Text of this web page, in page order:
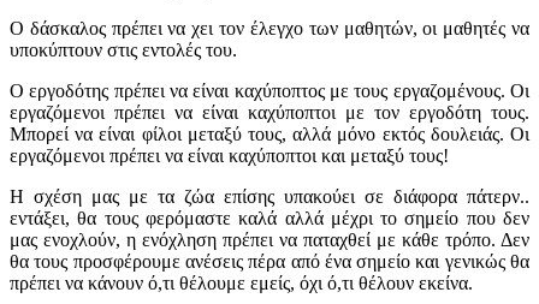
Ο δάσκαλος πρέπει να χει τον έλεγχο των μαθητών, οι μαθητές να
υποκύπτουν στις εντολές του.
Ο εργοδότης πρέπει να είναι καχύποπτος με τους εργαζομένους. Οι
εργαζόμενοι πρέπει να είναι καχύποπτοι με τον εργοδότη τους.
Μπορεί να είναι φίλοι μεταξύ τους, αλλά μόνο εκτός δουλειάς. Οι
εργαζόμενοι πρέπει να είναι καχύποπτοι και μεταξύ τους!
Η σχέση μας με τα ζώα επίσης υπακούει σε διάφορα πάτερν..
εντάξει, θα τους φερόμαστε καλά αλλά μέχρι το σημείο που δεν
μας ενοχλούν, η ενόχληση πρέπει να παταχθεί με κάθε τρόπο. Δεν
θα τους προσφέρουμε ανέσεις πέρα από ένα σημείο και γενικώς θα
πρέπει να κάνουν ό,τι θέλουμε εμείς, όχι ό,τι θέλουν εκείνα.